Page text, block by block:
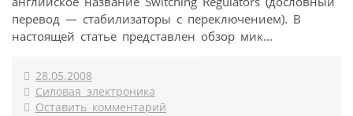
перевод — стабилизаторы с переключением). В
настоящей статье представлен обзор мик...
28.05.2008
Силовая электроника
Оставить комментарий